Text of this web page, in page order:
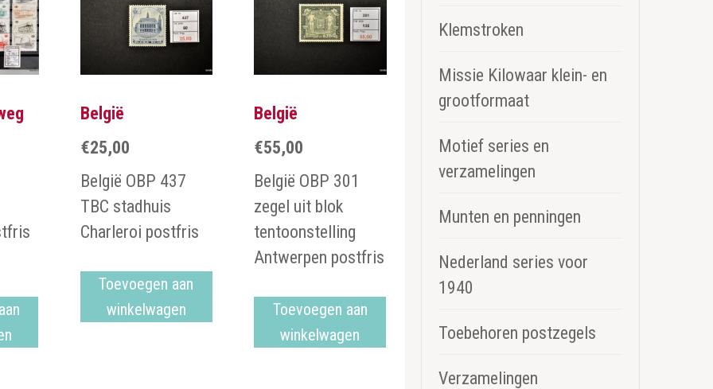
België
€25,00
België OBP 437
TBC stadhuis
Charleroi postfris
Toevoegen aan
winkelwagen
België
€55,00
België OBP 301
zegel uit blok
tentoonstelling
Antwerpen postfris
Toevoegen aan
winkelwagen
Klemstroken
Missie Kilowaar klein- en
grootformaat
Motief series en
verzamelingen
Munten en penningen
Nederland series voor
1940
Toebehoren postzegels
Verzamelingen